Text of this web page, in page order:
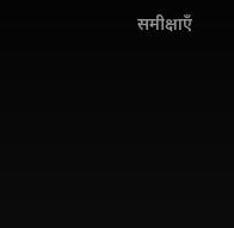
समीक्षाएँ